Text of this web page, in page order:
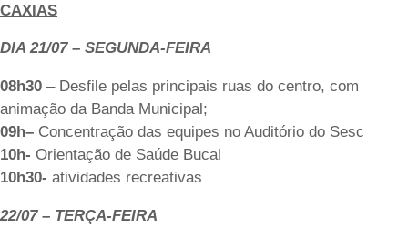
CAXIAS
DIA 21/07 – SEGUNDA-FEIRA
08h30 – Desfile pelas principais ruas do centro, com
animação da Banda Municipal;
09h– Concentração das equipes no Auditório do Sesc
10h- Orientação de Saúde Bucal
10h30- atividades recreativas
22/07 – TERÇA-FEIRA